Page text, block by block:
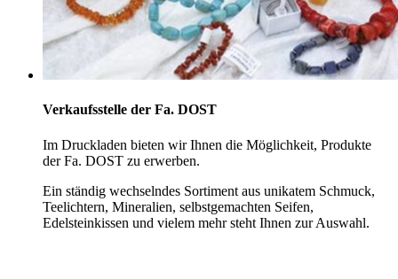
Verkaufsstelle der Fa. DOST
Im Druckladen bieten wir Ihnen die Möglichkeit, Produkte
der Fa. DOST zu erwerben.
Ein ständig wechselndes Sortiment aus unikatem Schmuck,
Teelichtern, Mineralien, selbstgemachten Seifen,
Edelsteinkissen und vielem mehr steht Ihnen zur Auswahl.